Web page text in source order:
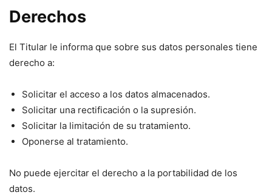
Derechos
El Titular le informa que sobre sus datos personales tiene
derecho a:
Solicitar el acceso a los datos almacenados.
Solicitar una rectificación o la supresión.
Solicitar la limitación de su tratamiento.
Oponerse al tratamiento.
No puede ejercitar el derecho a la portabilidad de los
datos.